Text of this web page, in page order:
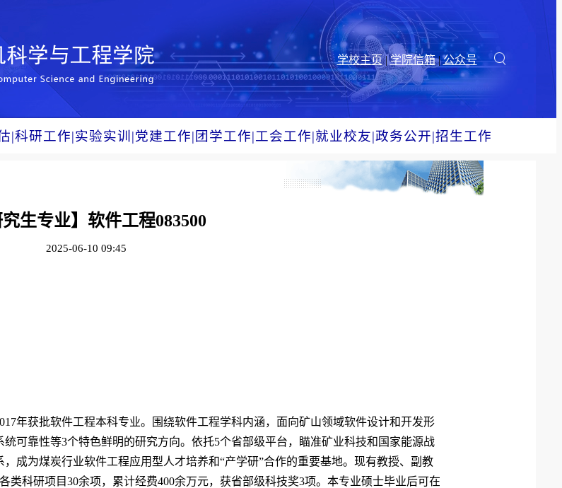
学校主页|学院信箱|公众号
|科研工作|实验实训 |党建工作| 团学工作|工会工作|就业校友|政务公开|招生工作
究生专业】软件工程083500​
2025-06-10 09:45
年获批软件工程本科专业。围绕软件工程学科内涵，面向矿山领域软件设计和开发形
可靠性等3个特色鲜明的研究方向。依托5个省部级平台，瞄准矿业科技和国家能源战
成为煤炭行业软件工程应用型人才培养和“产学研”合作的重要基地。现有教授、副教
类科研项目30余项，累计经费400余万元，获省部级科技奖3项。本专业硕士毕业后可在